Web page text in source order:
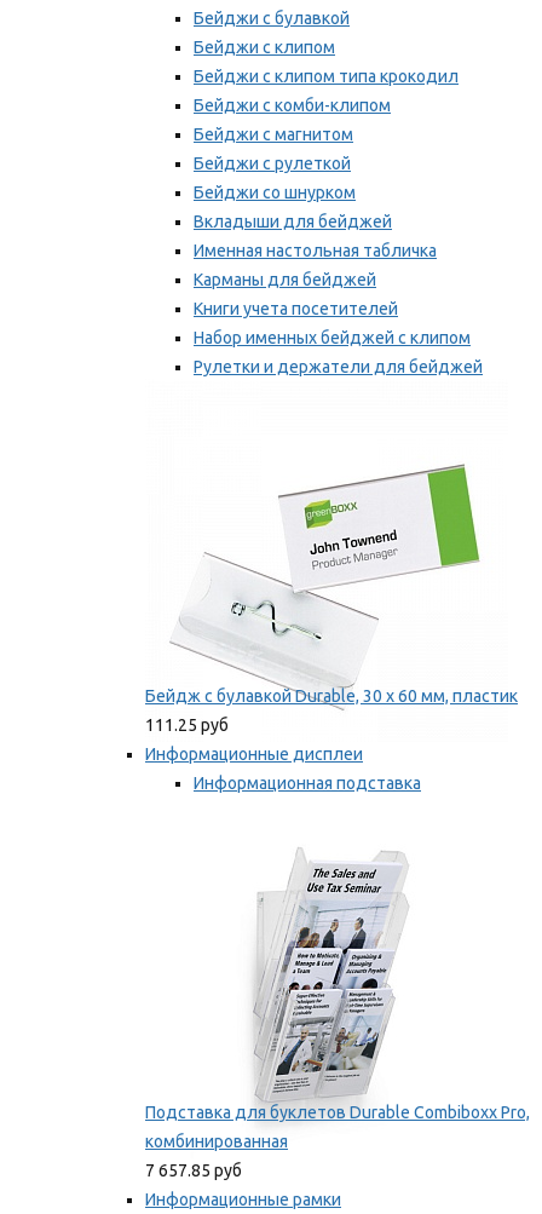
Бейджи с булавкой
Бейджи с клипом
Бейджи с клипом типа крокодил
Бейджи с комби-клипом
Бейджи с магнитом
Бейджи с рулеткой
Бейджи со шнурком
Вкладыши для бейджей
Именная настольная табличка
Карманы для бейджей
Книги учета посетителей
Набор именных бейджей с клипом
Рулетки и держатели для бейджей
Бейдж с булавкой Durable, 30 х 60 мм, пластик
111.25 руб
Информационные дисплеи
Информационная подставка
Подставка для буклетов Durable Combiboxx Pro,
комбинированная
7 657.85 руб
Информационные рамки